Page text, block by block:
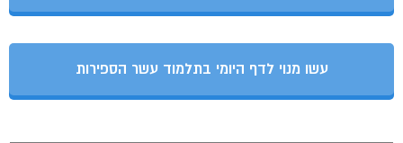
עשו מנוי לדף היומי בתלמוד עשר הספירות